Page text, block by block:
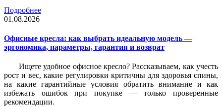
Подробнее
01.08.2026
Офисные кресла: как выбрать идеальную модель —
эргономика, параметры, гарантия и возврат
Ищете удобное офисное кресло? Рассказываем, как учесть
рост и вес, какие регулировки критичны для здоровья спины,
на какие гарантийные условия обратить внимание и как
избежать ошибок при покупке — только проверенные
рекомендации.